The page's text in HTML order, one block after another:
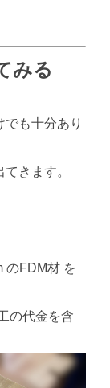
みる
も十分あり
きます。
のFDM材 を
の代金を含